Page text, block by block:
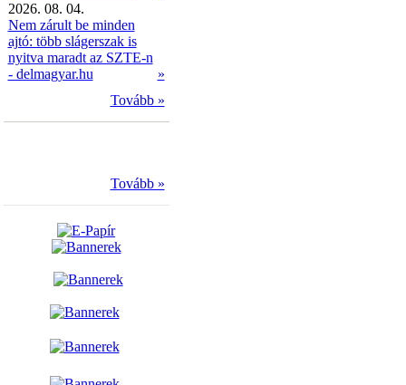
2026. 08. 04.
Nem zárult be minden
ajtó: több slágerszak is
nyitva maradt az SZTE-n
- delmagyar.hu
»
Tovább »
Tovább »